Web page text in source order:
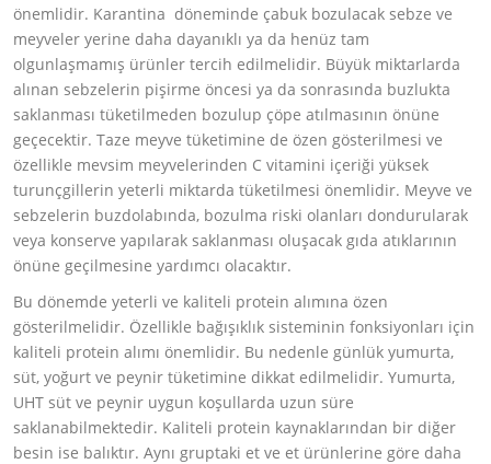
önemlidir. Karantina döneminde çabuk bozulacak sebze ve
meyveler yerine daha dayanıklı ya da henüz tam
olgunlaşmamış ürünler tercih edilmelidir. Büyük miktarlarda
alınan sebzelerin pişirme öncesi ya da sonrasında buzlukta
saklanması tüketilmeden bozulup çöpe atılmasının önüne
geçecektir. Taze meyve tüketimine de özen gösterilmesi ve
özellikle mevsim meyvelerinden C vitamini içeriği yüksek
turunçgillerin yeterli miktarda tüketilmesi önemlidir. Meyve ve
sebzelerin buzdolabında, bozulma riski olanları dondurularak
veya konserve yapılarak saklanması oluşacak gıda atıklarının
önüne geçilmesine yardımcı olacaktır.
Bu dönemde yeterli ve kaliteli protein alımına özen
gösterilmelidir. Özellikle bağışıklık sisteminin fonksiyonları için
kaliteli protein alımı önemlidir. Bu nedenle günlük yumurta,
süt, yoğurt ve peynir tüketimine dikkat edilmelidir. Yumurta,
UHT süt ve peynir uygun koşullarda uzun süre
saklanabilmektedir. Kaliteli protein kaynaklarından bir diğer
besin ise balıktır. Aynı gruptaki et ve et ürünlerine göre daha